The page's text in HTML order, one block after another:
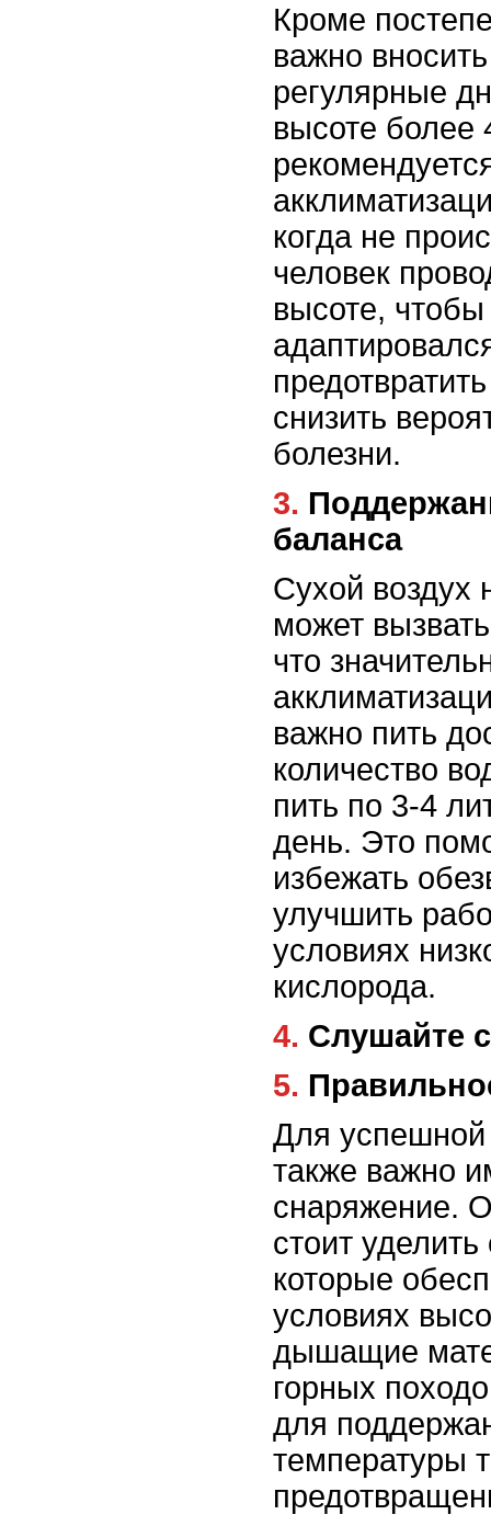
Кроме
важно
регулярные
высоте более
когда не
человек
высоте,
снизить
болезни.
3. Поддержание водного
баланса
Сухой воздух
может
что
важно пить
количество
пить по 3-4
день. Это
избежать
улучшить
условиях
кислорода.
4.
5.
Для успешной
также важно
снаряжение.
стоит
которые
условиях
дышащие
горных
для
температуры